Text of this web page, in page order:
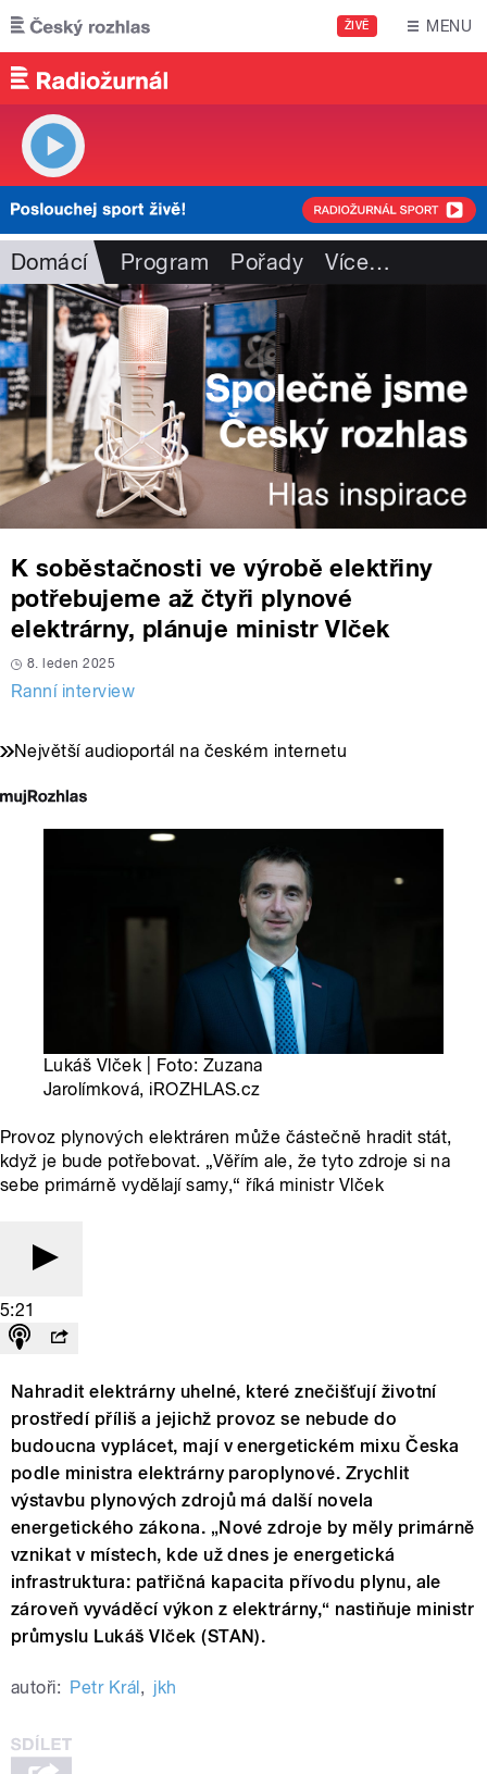
Přejít k hlavnímu obsahu
ŽIVĚ MENU
Domácí Program Pořady Více…
K soběstačnosti ve výrobě elektřiny
potřebujeme až čtyři plynové
elektrárny, plánuje ministr Vlček
8. leden 2025
Ranní interview
Největší audioportál na českém internetu
Lukáš Vlček | Foto: Zuzana
Jarolímková, iROZHLAS.cz
Provoz plynových elektráren může částečně hradit stát,
když je bude potřebovat. „Věřím ale, že tyto zdroje si na
sebe primárně vydělají samy,“ říká ministr Vlček
5:21
Nahradit elektrárny uhelné, které znečišťují životní
prostředí příliš a jejichž provoz se nebude do
budoucna vyplácet, mají v energetickém mixu Česka
podle ministra elektrárny paroplynové. Zrychlit
výstavbu plynových zdrojů má další novela
energetického zákona. „Nové zdroje by měly primárně
vznikat v místech, kde už dnes je energetická
infrastruktura: patřičná kapacita přívodu plynu, ale
zároveň vyváděcí výkon z elektrárny,“ nastiňuje ministr
průmyslu Lukáš Vlček (STAN).
autoři: Petr Král, jkh